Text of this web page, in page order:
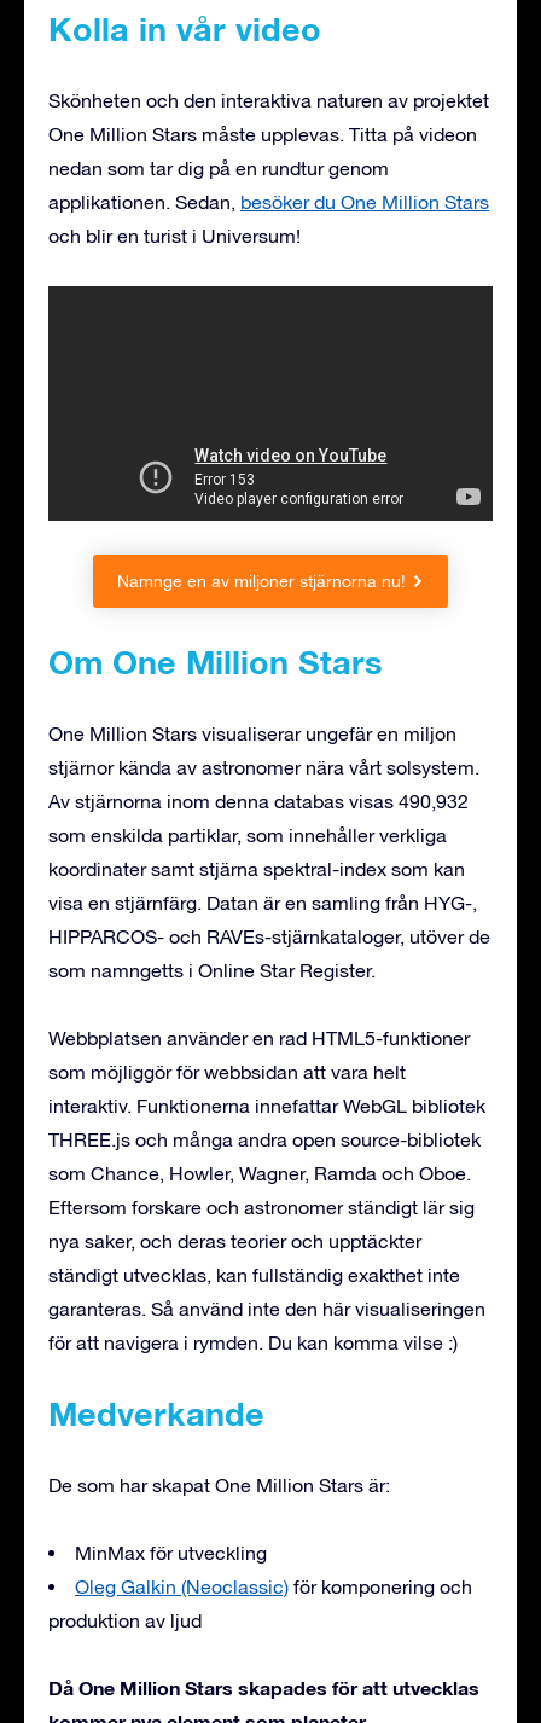
Kolla in vår video
Skönheten och den interaktiva naturen av projektet
One Million Stars måste upplevas. Titta på videon
nedan som tar dig på en rundtur genom
applikationen. Sedan, besöker du One Million Stars
och blir en turist i Universum!
Namnge en av miljoner stjärnorna nu!
Om One Million Stars
One Million Stars visualiserar ungefär en miljon
stjärnor kända av astronomer nära vårt solsystem.
Av stjärnorna inom denna databas visas 490,932
som enskilda partiklar, som innehåller verkliga
koordinater samt stjärna spektral-index som kan
visa en stjärnfärg. Datan är en samling från HYG-,
HIPPARCOS- och RAVEs-stjärnkataloger, utöver de
som namngetts i Online Star Register.
Webbplatsen använder en rad HTML5-funktioner
som möjliggör för webbsidan att vara helt
interaktiv. Funktionerna innefattar WebGL bibliotek
THREE.js och många andra open source-bibliotek
som Chance, Howler, Wagner, Ramda och Oboe.
Eftersom forskare och astronomer ständigt lär sig
nya saker, och deras teorier och upptäckter
ständigt utvecklas, kan fullständig exakthet inte
garanteras. Så använd inte den här visualiseringen
för att navigera i rymden. Du kan komma vilse :)
Medverkande
De som har skapat One Million Stars är:
MinMax för utveckling
Oleg Galkin (Neoclassic) för komponering och
produktion av ljud
Då One Million Stars skapades för att utvecklas